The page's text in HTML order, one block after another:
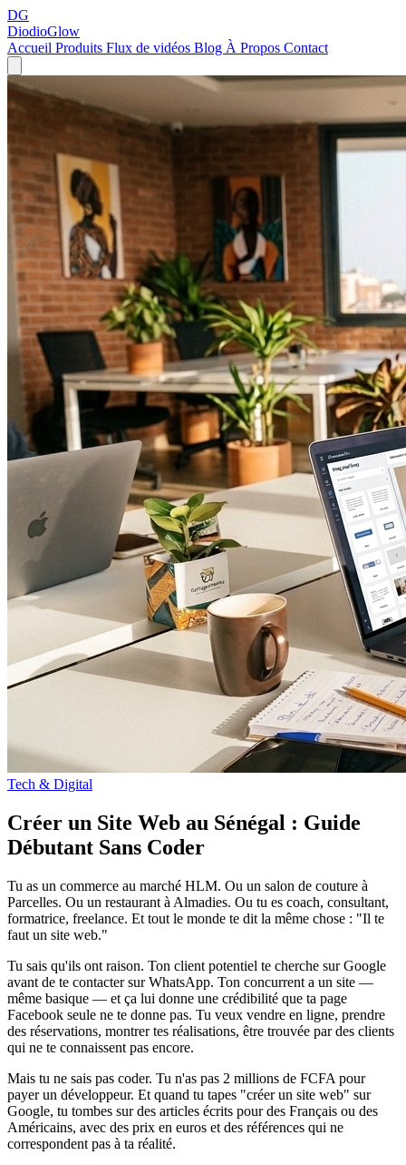
DG
DiodioGlow
Accueil Produits Flux de vidéos Blog À Propos Contact
Tech & Digital
Créer un Site Web au Sénégal : Guide
Débutant Sans Coder
Tu as un commerce au marché HLM. Ou un salon de couture à
Parcelles. Ou un restaurant à Almadies. Ou tu es coach, consultant,
formatrice, freelance. Et tout le monde te dit la même chose : "Il te
faut un site web."
Tu sais qu'ils ont raison. Ton client potentiel te cherche sur Google
avant de te contacter sur WhatsApp. Ton concurrent a un site —
même basique — et ça lui donne une crédibilité que ta page
Facebook seule ne te donne pas. Tu veux vendre en ligne, prendre
des réservations, montrer tes réalisations, être trouvée par des clients
qui ne te connaissent pas encore.
Mais tu ne sais pas coder. Tu n'as pas 2 millions de FCFA pour
payer un développeur. Et quand tu tapes "créer un site web" sur
Google, tu tombes sur des articles écrits pour des Français ou des
Américains, avec des prix en euros et des références qui ne
correspondent pas à ta réalité.